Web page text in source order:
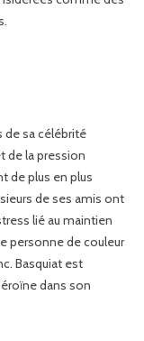
de sa célébrité
de la pression
de plus en plus
de ses amis ont
lié au maintien
personne de couleur
Basquiat est
dans son